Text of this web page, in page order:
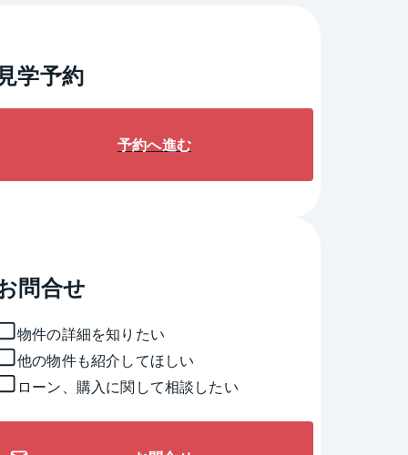
学予約
予約へ進む
問合せ
物件の詳細を知りたい
他の物件も紹介してほしい
ローン、購入に関して相談したい